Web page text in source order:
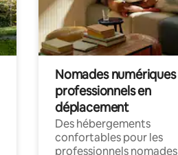
Nomades
professionnels en
déplacement
Des hébergements
confortables pour les
professionnels